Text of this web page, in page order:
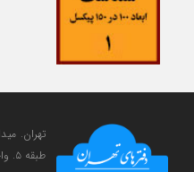
طبقه ۵. واحد ۲ | تلفن: ۸۸۹۲۴۴۰۵ (۰۲۱)